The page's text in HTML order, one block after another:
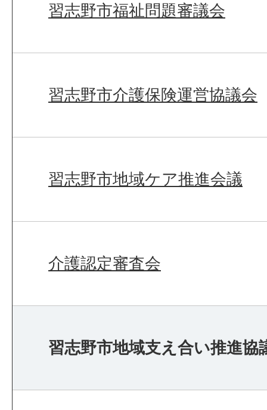
習志野市福祉問題審議会
習志野市介護保険運営協議会
習志野市地域ケア推進会議
介護認定審査会
習志野市地域支え合い推進協